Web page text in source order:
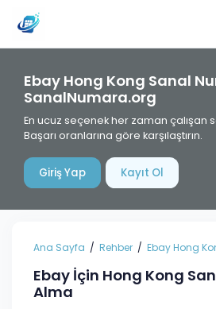
Ebay Hong Kong Sanal
SanalNumara.org
En ucuz seçenek her zaman çalışan
Başarı oranlarına göre karşılaştırın.
Giriş Yap Kayıt Ol
Ana Sayfa Rehber Ebay Hong
Ebay İçin Hong Kong
Alma